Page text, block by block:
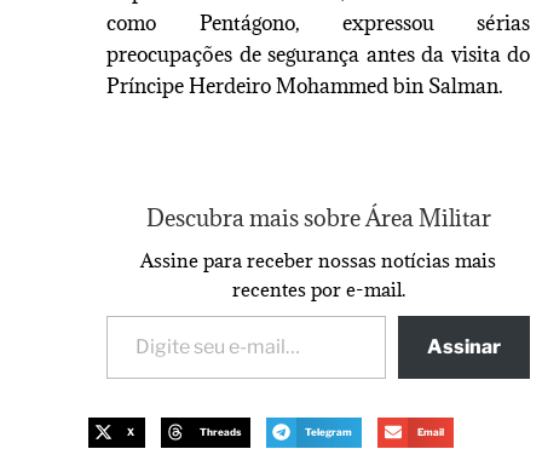
como Pentágono, expressou sérias
preocupações de segurança antes da visita do
Príncipe Herdeiro Mohammed bin Salman.
Descubra mais sobre Área Militar
Assine para receber nossas notícias mais
recentes por e-mail.
Assinar
X Threads Telegram Email